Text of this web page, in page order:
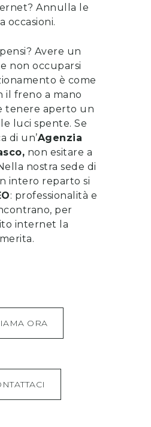
Annulla le
occasioni.
Avere un
non occuparsi
è come
il freno a mano
tenere aperto un
luci spente. Se
di un’Agenzia
, non esitare a
nostra sede di
intero reparto si
: professionalità e
per
internet la
ORA